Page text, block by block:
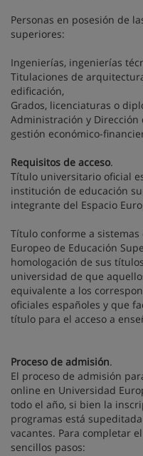
Personas en posesión de
superiores:
Ingenierías, ingenierías
Titulaciones de
edificación,
Grados, licenciaturas o
Administración y Dirección
gestión económico-
Requisitos de acceso.
Título universitario oficial
institución de educación
integrante del Espacio
Título conforme a
Europeo de Educación
homologación de sus
universidad de que
equivalente a los
oficiales españoles y que
título para el acceso a
Proceso de admisión.
El proceso de admisión
online en Universidad
todo el año, si bien la
programas está
vacantes. Para completar
sencillos pasos: